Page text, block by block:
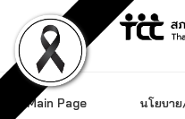
content
Main Page นโยบา